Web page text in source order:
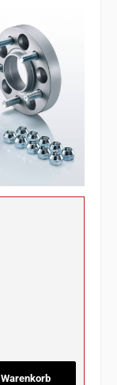
benutze die Schaltflächen